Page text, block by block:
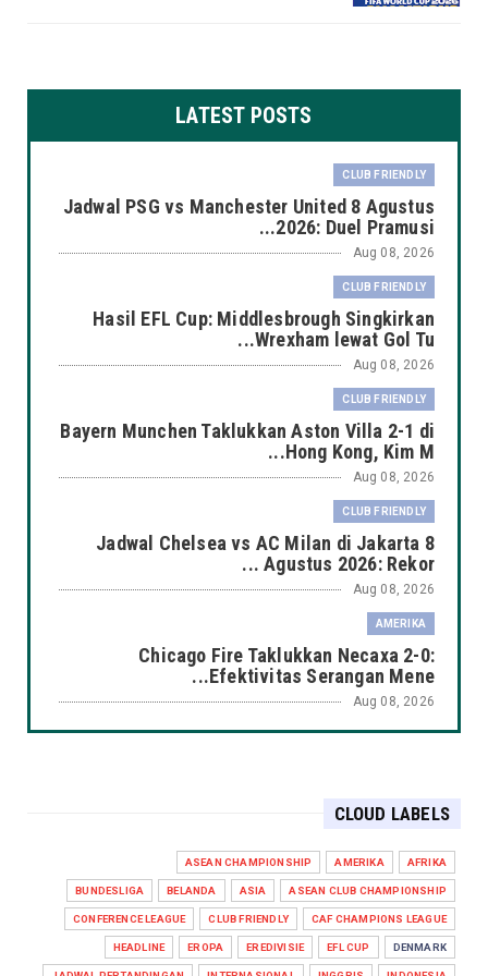
LATEST POSTS
CLUB FRIENDLY
Jadwal PSG vs Manchester United 8 Agustus
2026: Duel Pramusi...
Aug 08, 2026
CLUB FRIENDLY
Hasil EFL Cup: Middlesbrough Singkirkan
Wrexham lewat Gol Tu...
Aug 08, 2026
CLUB FRIENDLY
Bayern Munchen Taklukkan Aston Villa 2-1 di
Hong Kong, Kim M...
Aug 08, 2026
CLUB FRIENDLY
Jadwal Chelsea vs AC Milan di Jakarta 8
Agustus 2026: Rekor ...
Aug 08, 2026
AMERIKA
Chicago Fire Taklukkan Necaxa 2-0:
Efektivitas Serangan Mene...
Aug 08, 2026
ASEAN CHAMPIONSHIP
Aug 08, 2026
Indonesia Ditahan Singapura 1–1: Gol Ragnar
Oratmangoen Belu...
Aug 08, 2026
HEADLINE
CLOUD LABELS
AFRIKA
AMERIKA
ASEAN CHAMPIONSHIP
ASEAN CLUB CHAMPIONSHIP
ASIA
BELANDA
BUNDESLIGA
CAF CHAMPIONS LEAGUE
CLUB FRIENDLY
CONFERENCE LEAGUE
DENMARK
EFL CUP
EREDIVISIE
EROPA
HEADLINE